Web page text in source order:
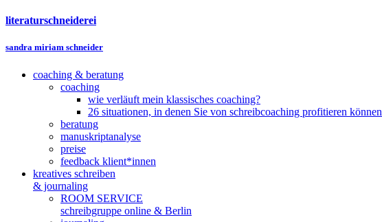
literaturschneiderei
sandra miriam schneider
coaching & beratung
coaching
wie verläuft mein klassisches coaching?
26 situationen, in denen Sie von schreibcoaching profitieren können
beratung
manuskriptanalyse
preise
feedback klient*innen
kreatives schreiben
& journaling
ROOM SERVICE
schreibgruppe online & Berlin